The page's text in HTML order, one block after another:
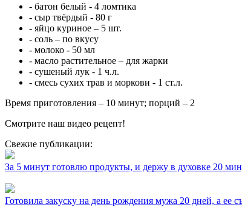
- батон белый - 4 ломтика
- сыр твёрдый - 80 г
- яйцо куриное – 5 шт.
- соль – по вкусу
- молоко - 50 мл
- масло растительное – для жарки
- сушеный лук - 1 ч.л.
- смесь сухих трав и моркови - 1 ст.л.
Время приготовления – 10 минут; порций – 2
Смотрите наш видео рецепт!
Свежие публикации:
За 5 минут готовлю продукты, и держу в духовке 20
Готовила закуску на день рождения мужа 20 дней, а ее